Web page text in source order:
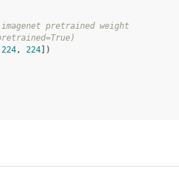
pretrained weight
224, 224 ])